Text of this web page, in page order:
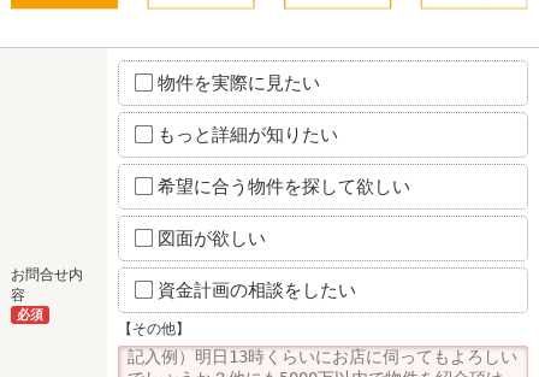
お問合せ内
容
必須
物件を実際に見たい
もっと詳細が知りたい
希望に合う物件を探して欲しい
図面が欲しい
資金計画の相談をしたい
【その他】